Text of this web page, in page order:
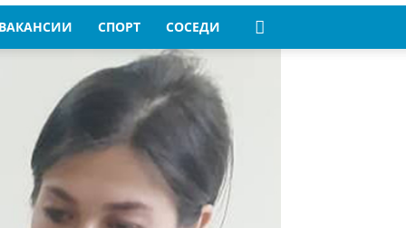
СПОРТ СОСЕДИ